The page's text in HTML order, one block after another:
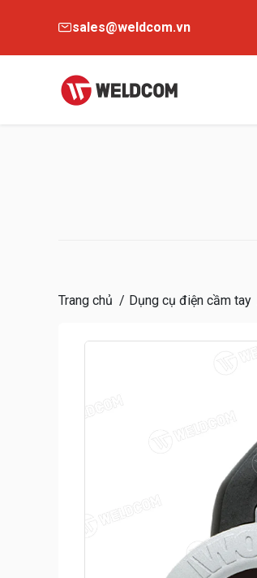
sales@weldcom.vn
Trang chủ Dụng cụ điện cầm tay